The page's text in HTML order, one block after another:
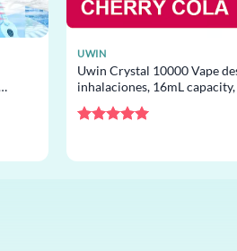
UWIN
Uwin Crystal 10000 Vape
inhalaciones, 16mL
desechable al por mayor